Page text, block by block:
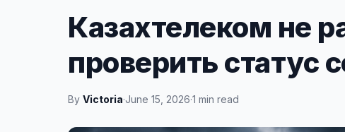
Казахтелеком не
проверить статус
By Victoria·June 15, 2026·1 min read